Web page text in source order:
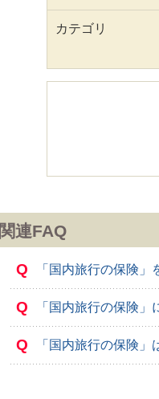
カテゴリ
関連FAQ
Q 「国内旅行の保険
Q 「国内旅行の保険
Q 「国内旅行の保険